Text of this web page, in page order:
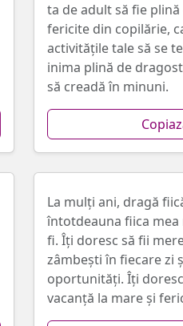
ta de adult să fie
fericite din copilărie,
activitățile tale să se
inima plină de
să creadă în minuni.
La mulţi ani, dragă
întotdeauna fiica mea
fi. Îți doresc să fii
zâmbești în fiecare zi
oportunități. Îţi
vacanță la mare şi